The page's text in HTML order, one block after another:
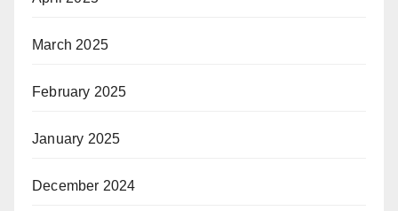
March 2025
February 2025
January 2025
December 2024